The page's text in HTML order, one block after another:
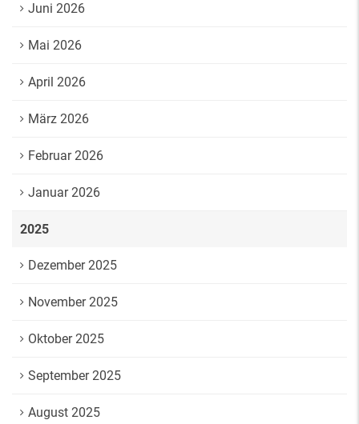
Juni 2026
Mai 2026
April 2026
März 2026
Februar 2026
Januar 2026
2025
Dezember 2025
November 2025
Oktober 2025
September 2025
August 2025